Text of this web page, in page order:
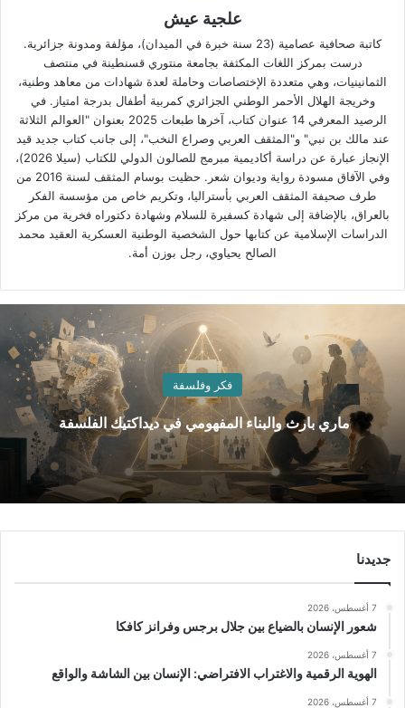
علجية عيش
كاتبة صحافية عصامية (23 سنة خبرة في الميدان)، مؤلفة ومدونة جزائرية.
درست بمركز اللغات المكثفة بجامعة منتوري قسنطينة في منتصف
الثمانينيات، وهي متعددة الإختصاصات وحاملة لعدة شهادات من معاهد وطنية،
وخريجة الهلال الأحمر الوطني الجزائري كمربية أطفال بدرجة امتياز. في
الرصيد المعرفي 14 عنوان كتاب، آخرها طبعات 2025 بعنوان "العوالم الثلاثة
عند مالك بن نبي" و"المثقف العربي وصراع النخب"، إلى جانب كتاب جديد قيد
الإنجاز عبارة عن دراسة أكاديمية مبرمج للصالون الدولي للكتاب (سيلا 2026)،
وفي الآفاق مسودة رواية وديوان شعر. حظيت بوسام المثقف لسنة 2016 من
طرف صحيفة المثقف العربي بأستراليا، وتكريم خاص من مؤسسة الفكر
بالعراق، بالإضافة إلى شهادة كسفيرة للسلام وشهادة دكتوراه فخرية من مركز
الدراسات الإسلامية عن كتابها حول الشخصية الوطنية العسكرية العقيد محمد
الصالح يحياوي، رجل بوزن أمة.
فكر وفلسفة
ماري بارث والبناء المفهومي في ديداكتيك الفلسفة
جديدنا
7 أغسطس، 2026
شعور الإنسان بالضياع بين جلال برجس وفرانز كافكا
7 أغسطس، 2026
الهوية الرقمية والاغتراب الافتراضي: الإنسان بين الشاشة والواقع
7 أغسطس، 2026